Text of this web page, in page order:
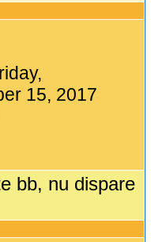
15, 2017
bb, nu dispare